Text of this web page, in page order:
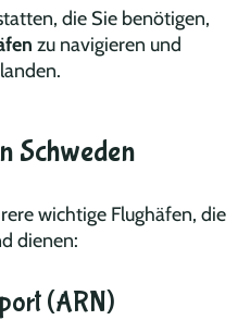
die Sie benötigen,
zu navigieren und
Schweden
wichtige Flughäfen, die
dienen:
(ARN)